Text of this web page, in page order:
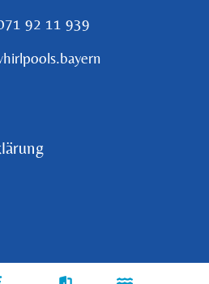
92 11 939